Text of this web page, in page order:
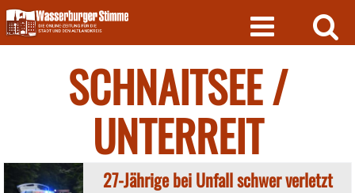
Skip
to
content
SCHNAITSEE /
UNTERREIT
27-Jährige bei Unfall schwer verletzt